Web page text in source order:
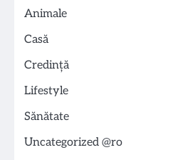
Animale
Casă
Credință
Lifestyle
Sănătate
Uncategorized @ro